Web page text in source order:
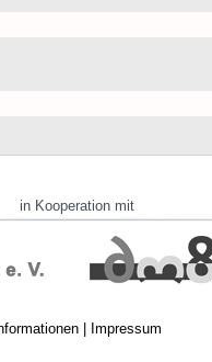
in Kooperation mit
| Impressum